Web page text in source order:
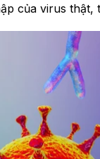
của virus